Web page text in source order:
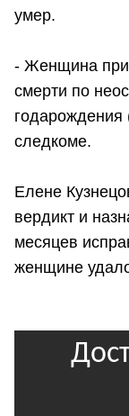
умер.
- Женщина
смерти по
следкоме.
Елене
вердикт и
месяцев
женщине